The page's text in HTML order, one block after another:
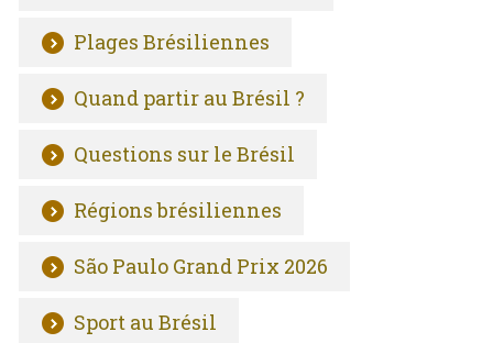
Plages Brésiliennes
Quand partir au Brésil ?
Questions sur le Brésil
Régions brésiliennes
São Paulo Grand Prix 2026
Sport au Brésil